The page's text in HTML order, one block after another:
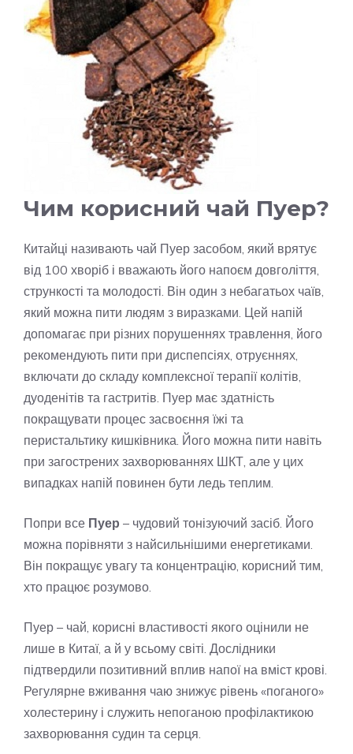
Чим корисний чай Пуер?
Китайці називають чай Пуер засобом, який врятує
від 100 хворіб і вважають його напоєм довголіття,
стрункості та молодості. Він один з небагатьох чаїв,
який можна пити людям з виразками. Цей напій
допомагає при різних порушеннях травлення, його
рекомендують пити при диспепсіях, отруєннях,
включати до складу комплексної терапії колітів,
дуоденітів та гастритів. Пуер має здатність
покращувати процес засвоєння їжі та
перистальтику кишківника. Його можна пити навіть
при загострених захворюваннях ШКТ, але у цих
випадках напій повинен бути ледь теплим.
Попри все Пуер – чудовий тонізуючий засіб. Його
можна порівняти з найсильнішими енергетиками.
Він покращує увагу та концентрацію, корисний тим,
хто працює розумово.
Пуер – чай, корисні властивості якого оцінили не
лише в Китаї, а й у всьому світі. Дослідники
підтвердили позитивний вплив напої на вміст крові.
Регулярне вживання чаю знижує рівень «поганого»
холестерину і служить непоганою профілактикою
захворювання судин та серця.